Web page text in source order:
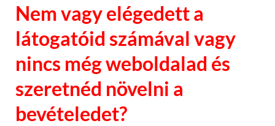
Nem vagy elégedett a
látogatóid számával vagy
nincs még weboldalad és
szeretnéd növelni a
bevételedet?